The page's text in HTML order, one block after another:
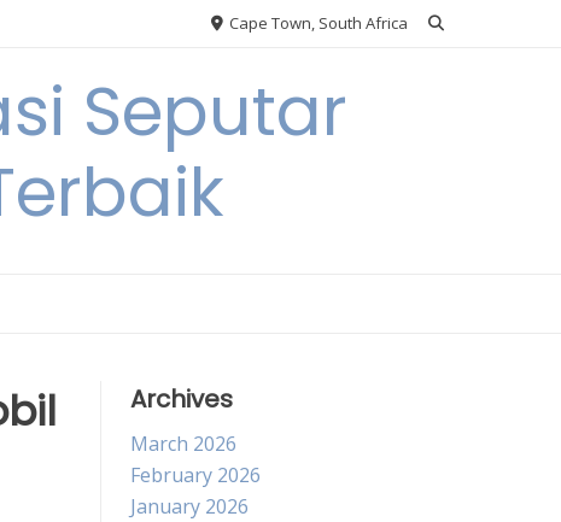
Cape Town, South Africa
Seputar
Archives
March 2026
February 2026
January 2026